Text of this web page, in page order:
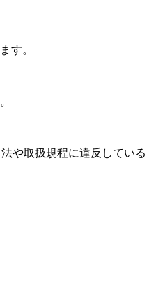
す。
や取扱規程に違反している